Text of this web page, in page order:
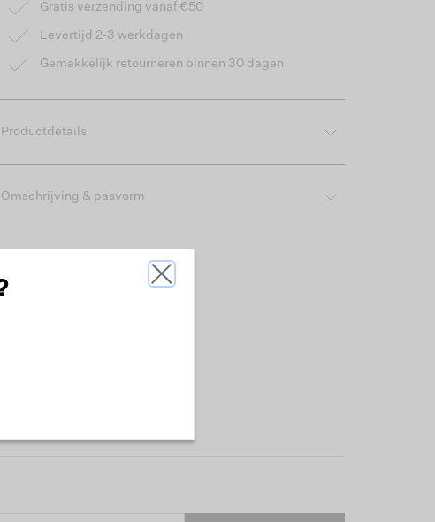
Gratis verzending vanaf €50
Levertijd 2-3 werkdagen
Gemakkelijk retourneren binnen 30 dagen
Productdetails
Omschrijving & pasvorm